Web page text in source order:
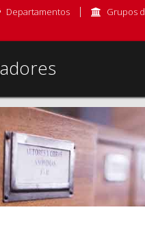
Departamentos Grupos